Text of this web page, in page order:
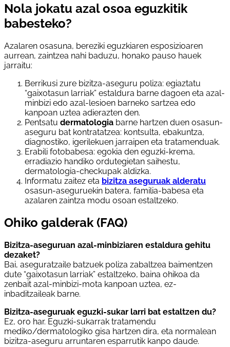
Nola jokatu azal osoa eguzkitik
babesteko?
Azalaren osasuna, bereziki eguzkiaren esposizioaren
aurrean, zaintzea nahi baduzu, honako pauso hauek
jarraitu:
Berrikusi zure bizitza-aseguru poliza: egiaztatu
“gaixotasun larriak” estaldura barne dagoen eta azal-
minbizi edo azal-lesioen barneko sartzea edo
kanpoan uztea adierazten den.
Pentsatu dermatologia barne hartzen duen osasun-
aseguru bat kontratatzea: kontsulta, ebakuntza,
diagnostiko, igerilekuen jarraipen eta tratamenduak.
Erabili fotobabesa: egokia den eguzki-krema,
erradiazio handiko ordutegietan saihestu,
dermatologia-checkupak aldizka.
Informatu zaitez eta bizitza aseguruak alderatu
osasun-aseguruekin batera, familia-babesa eta
azalaren zaintza modu osoan estaltzeko.
Ohiko galderak (FAQ)
Bizitza-aseguruan azal-minbiziaren estaldura gehitu
dezaket?
Bai, aseguratzaile batzuek poliza zabaltzea baimentzen
dute “gaixotasun larriak” estaltzeko, baina ohikoa da
zenbait azal-minbizi-mota kanpoan uztea, ez-
inbaditzaileak barne.
Bizitza-aseguruak eguzki-sukar larri bat estaltzen du?
Ez, oro har. Eguzki-sukarrak tratamendu
mediko/dermatologiko gisa hartzen dira, eta normalean
bizitza-aseguru arruntaren esparrutik kanpo daude.